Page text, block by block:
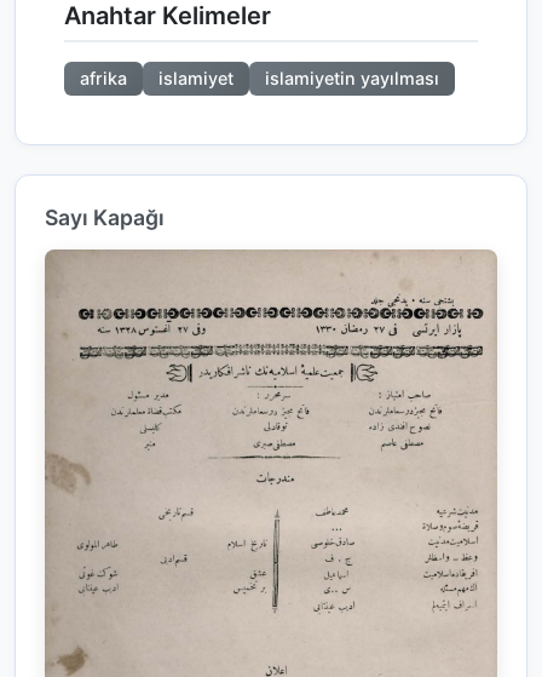
Anahtar Kelimeler
afrika islamiyet islamiyetin yayılması
Sayı Kapağı